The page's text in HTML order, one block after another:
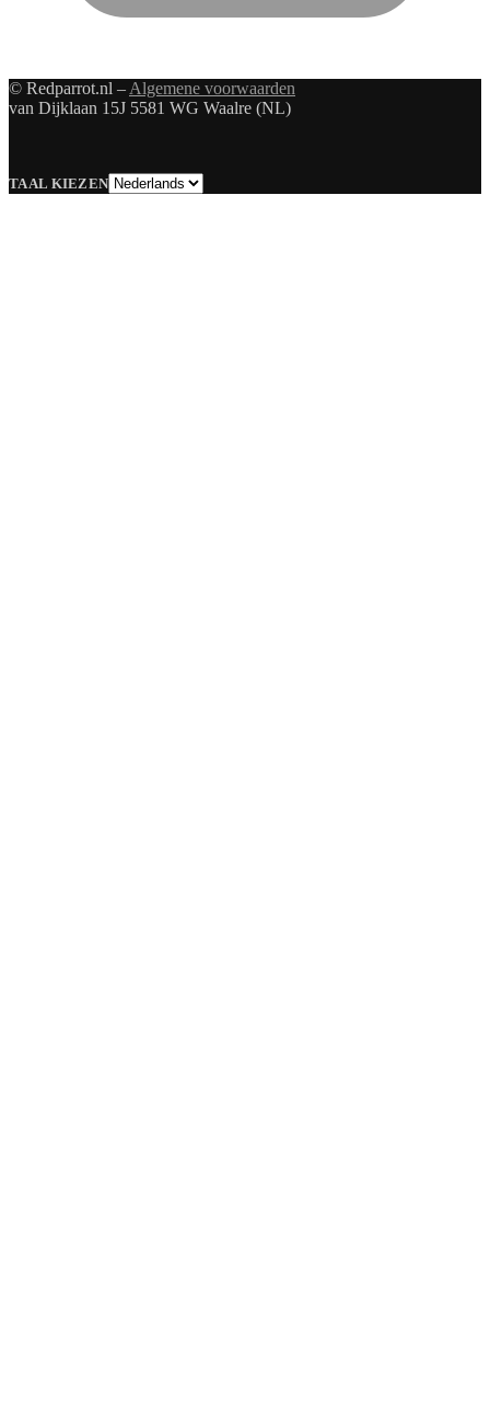
© Redparrot.nl – Algemene voorwaarden
van Dijklaan 15J 5581 WG Waalre (NL)
TAAL KIEZENTaal